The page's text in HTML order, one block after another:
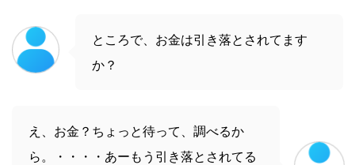
ところで、お金は引き落とされてます
か？
え、お金？ちょっと待って、調べるか
ら。・・・・あーもう引き落とされてる